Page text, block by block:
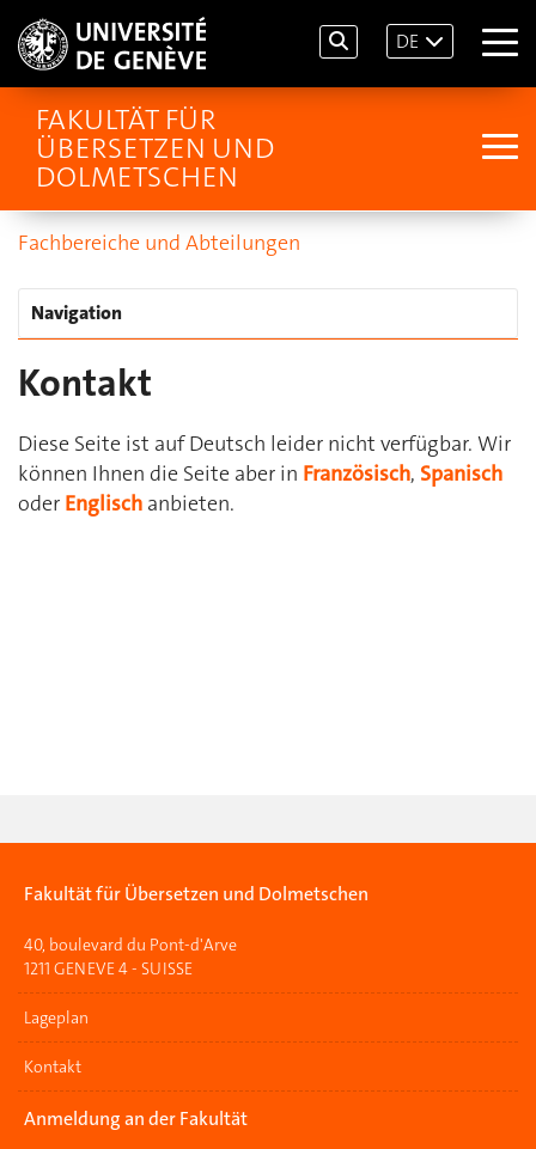
DE
FAKULTÄT FÜR
ÜBERSETZEN UND
DOLMETSCHEN
Fachbereiche und Abteilungen
Navigation
Kontakt
Diese Seite ist auf Deutsch leider nicht verfügbar. Wir
können Ihnen die Seite aber in Französisch, Spanisch
oder Englisch anbieten.
Fakultät für Übersetzen und Dolmetschen
40, boulevard du Pont-d'Arve
1211 GENEVE 4 - SUISSE
Lageplan
Kontakt
Anmeldung an der Fakultät